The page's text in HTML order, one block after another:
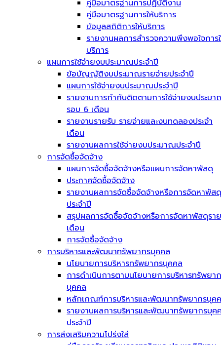
คู่มือมาตรฐานการปฏิบัติงาน
คู่มือมาตรฐานการให้บริการ
ข้อมูลสถิติการให้บริการ
รายงานผลการสำรวจความพึงพอใจการ
บริการ
แผนการใช้จ่ายงบประมาณประจำปี
ข้อบัญญัติงบประมาณรายจ่ายประจำปี
แผนการใช้จ่ายงบประมาณประจำปี
รายงานการกำกับติดตามการใช้จ่ายงบประม
รอบ 6 เดือน
รายงานรายรับ รายจ่ายและงบทดลองประจำ
เดือน
รายงานผลการใช้จ่ายงบประมาณประจำปี
การจัดซื้อจัดจ้าง
แผนการจัดซื้อจัดจ้างหรือแผนการจัดหาพัสดุ
ประกาศจัดซื้อจัดจ้าง
รายงานผลการจัดซื้อจัดจ้างหรือการจัดหาพัสดุ
ประจำปี
สรุปผลการจัดซื้อจัดจ้างหรือการจัดหาพัสดุราย
เดือน
การจัดซื้อจัดจ้าง
การบริหารและพัฒนาทรัพยากรบุคคล
นโยบายการบริหารทรัพยากรบุคคล
การดำเนินการตามนโยบายการบริหารทรัพยา
บุคคล
หลักเกณฑ์การบริหารและพัฒนาทรัพยากรบุค
รายงานผลการบริหารและพัฒนาทรัพยากรบุค
ประจำปี
การส่งเสริมความโปร่งใส่